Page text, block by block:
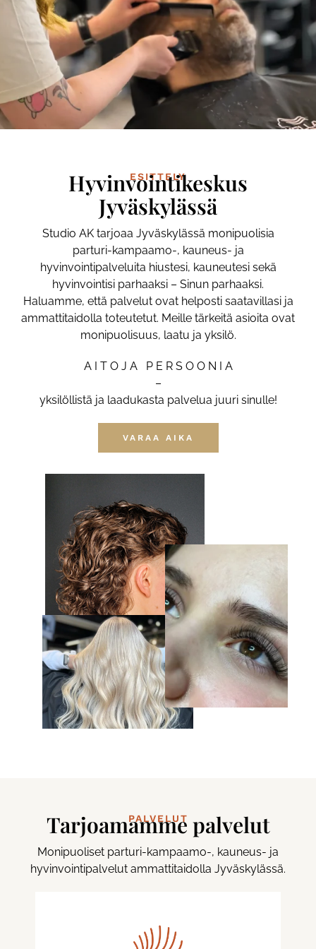
ESITTELY
Hyvinvointikeskus
Jyväskylässä
Studio AK tarjoaa Jyväskylässä monipuolisia
parturi-kampaamo-, kauneus- ja
hyvinvointipalveluita hiustesi, kauneutesi sekä
hyvinvointisi parhaaksi – Sinun parhaaksi.
Haluamme, että palvelut ovat helposti saatavillasi ja
ammattitaidolla toteutetut. Meille tärkeitä asioita ovat
monipuolisuus, laatu ja yksilö.
A I T O J A P E R S O O N I A
–
yksilöllistä ja laadukasta palvelua juuri sinulle!
VARAA AIKA
PALVELUT
Tarjoamamme palvelut
Monipuoliset parturi-kampaamo-, kauneus- ja
hyvinvointipalvelut ammattitaidolla Jyväskylässä.